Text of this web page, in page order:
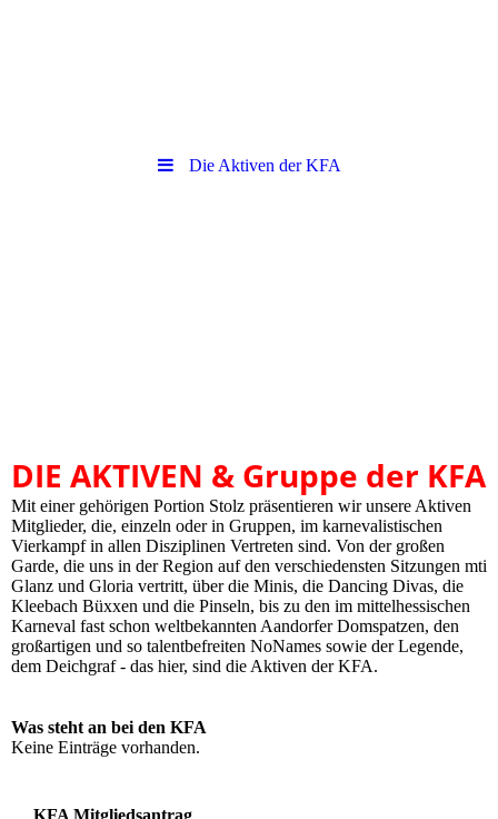
Die Aktiven der KFA
DIE AKTIVEN & Gruppe der KFA
Mit einer gehörigen Portion Stolz präsentieren wir unsere Aktiven
Mitglieder, die, einzeln oder in Gruppen, im karnevalistischen
Vierkampf in allen Disziplinen Vertreten sind. Von der großen
Garde, die uns in der Region auf den verschiedensten Sitzungen mti
Glanz und Gloria vertritt, über die Minis, die Dancing Divas, die
Kleebach Büxxen und die Pinseln, bis zu den im mittelhessischen
Karneval fast schon weltbekannten Aandorfer Domspatzen, den
großartigen und so talentbefreiten NoNames sowie der Legende,
dem Deichgraf - das hier, sind die Aktiven der KFA.
Was steht an bei den KFA
Keine Einträge vorhanden.